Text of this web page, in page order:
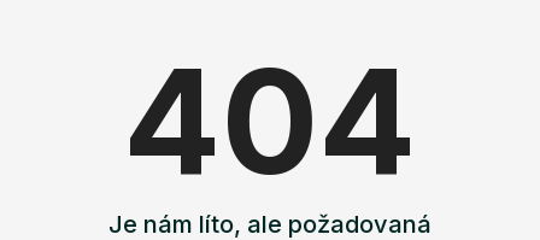
404
Je nám líto, ale požadovaná